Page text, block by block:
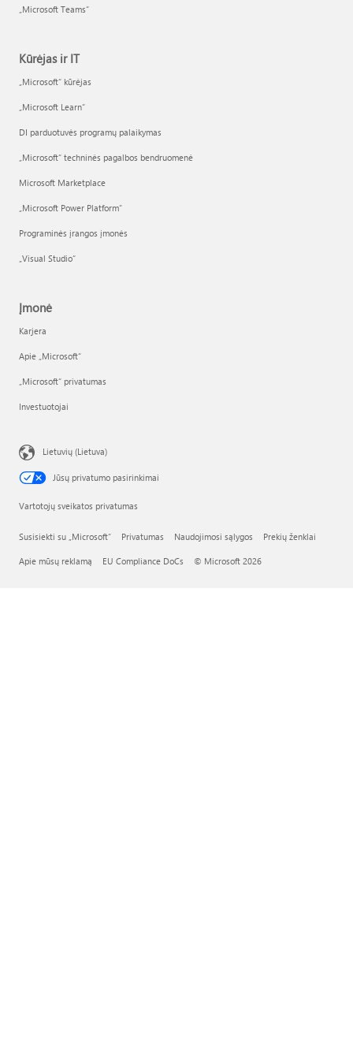
„Microsoft Teams“
Kūrėjas ir IT
„Microsoft“ kūrėjas
„Microsoft Learn“
DI parduotuvės programų palaikymas
„Microsoft“ techninės pagalbos bendruomenė
Microsoft Marketplace
„Microsoft Power Platform“
Programinės įrangos įmonės
„Visual Studio“
Įmonė
Karjera
Apie „Microsoft“
„Microsoft“ privatumas
Investuotojai
Lietuvių (Lietuva)
Jūsų privatumo pasirinkimai
Vartotojų sveikatos privatumas
Susisiekti su „Microsoft“ Privatumas Naudojimosi sąlygos Prekių ženklai
Apie mūsų reklamą EU Compliance DoCs © Microsoft 2026